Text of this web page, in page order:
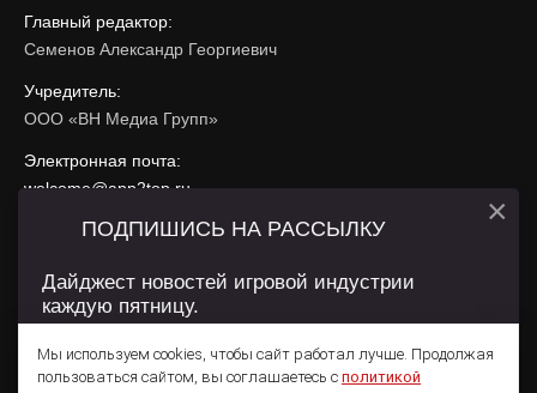
Главный редактор:
Семенов Александр Георгиевич
Учредитель:
ООО «ВН Медиа Групп»
Электронная почта:
welcome@app2top.ru
При использовании материалов активная ссылка на
Сайт использует IP адреса, cookie, данные геолокации
использования содержатся вПолитике конфиденциальностии
Пользовательском соглашении .
Мы используем cookies, чтобы сайт работал лучше. Продолжая
пользоваться сайтом, вы соглашаетесь с политикой
ПОДПИШИСЬ НА РАССЫЛКУ
Дайджест новостей игровой индустрии
каждую пятницу.
×